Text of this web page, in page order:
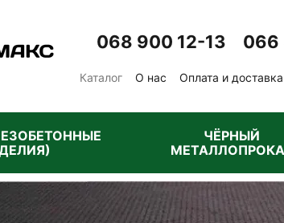
068 900 12-13 066
Каталог О нас Оплата и доставка
ЧЁРНЫЙ